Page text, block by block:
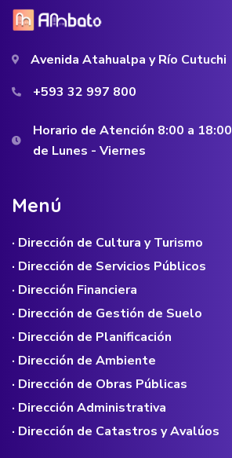
Avenida Atahualpa y Río Cutuchi
+593 32 997 800
Horario de Atención 8:00 a 18:00
de Lunes - Viernes
Menú
· Dirección de Cultura y Turismo
· Dirección de Servicios Públicos
· Dirección Financiera
· Dirección de Gestión de Suelo
· Dirección de Planificación
· Dirección de Ambiente
· Dirección de Obras Públicas
· Dirección Administrativa
· Dirección de Catastros y Avalúos